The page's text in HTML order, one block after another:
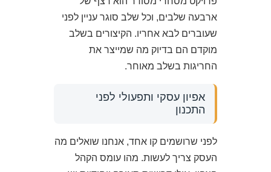
ארבעה שלבים, וכל שלב סוגר עניין לפני
שעוברים לבא אחריו. הקיצורים בשלב
מוקדם הם בדיוק מה שמייצר את
החריגות בשלב מאוחר.
אפיון עסקי ותפעולי לפני
התכנון
לפני שרושמים קו אחד, אנחנו שואלים מה
העסק צריך לעשות. מהו עומס הקהל